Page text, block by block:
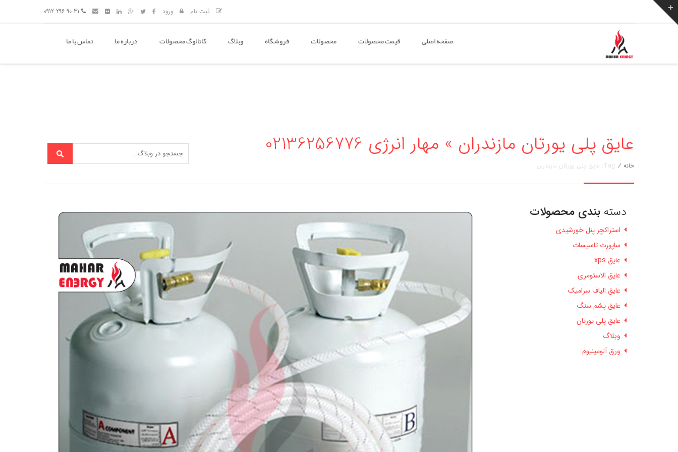
ثبت نام ورود
صفحه اصلی قیمت محصولات محصولات فروشگاه وبلاگ کاتالوگ محصولات درباره ما تماس با ما
عایق پلی یورتان مازندران » مهار انرژی 02136256776
خانه / Tag: عایق پلی یورتان مازندران
دسته بندی محصولات
استراکچر پنل خورشیدی
ساپورت تاسیسات
عایق xps
عایق الاستومری
عایق الیاف سرامیک
عایق پشم سنگ
عایق پلی یورتان
وبلاگ
ورق آلومینیوم